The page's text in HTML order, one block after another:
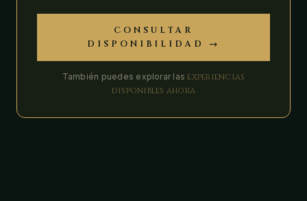
CONSULTAR
DISPONIBILIDAD →
También puedes explorar las experiencias
disponibles ahora